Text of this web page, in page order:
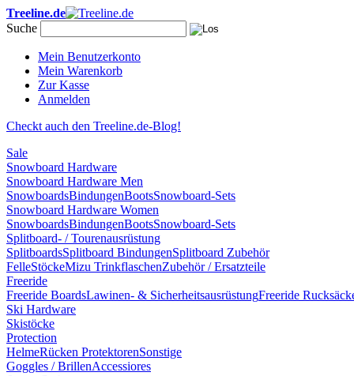
Treeline.de
Suche
Mein Benutzerkonto
Mein Warenkorb
Zur Kasse
Anmelden
Checkt auch den Treeline.de-Blog!
Sale
Snowboard Hardware
Snowboard Hardware Men
SnowboardsBindungenBootsSnowboard-Sets
Snowboard Hardware Women
SnowboardsBindungenBootsSnowboard-Sets
Splitboard- / Tourenausrüstung
SplitboardsSplitboard BindungenSplitboard Zubehör
FelleStöckeMizu TrinkflaschenZubehör / Ersatzteile
Freeride
Freeride BoardsLawinen- & SicherheitsausrüstungFreeride
Ski Hardware
Skistöcke
Protection
HelmeRücken ProtektorenSonstige
Goggles / BrillenAccessiores